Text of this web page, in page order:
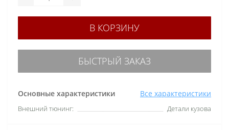
Основные характеристики Все характеристики
Внешний тюнинг: Детали кузова
В КОРЗИНУ
БЫСТРЫЙ ЗАКАЗ